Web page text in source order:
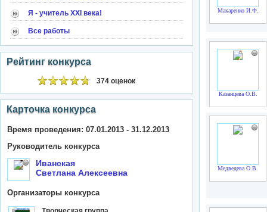
Я - учитель XXI века!
Все работы
Рейтинг конкурса
374 оценок
Карточка конкурса
Время проведения: 07.01.2013 - 31.12.2013
Руководитель конкурса
Иванская
Светлана Алексеевна
Организаторы конкурса
Макаренко И.Ф.
Казанцева О.В.
Медведева О.В.